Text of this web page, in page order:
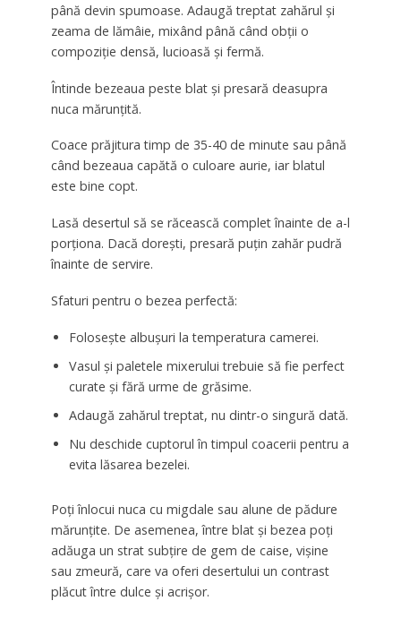
până devin spumoase. Adaugă treptat zahărul și
zeama de lămâie, mixând până când obții o
compoziție densă, lucioasă și fermă.
Întinde bezeaua peste blat și presară deasupra
nuca mărunțită.
Coace prăjitura timp de 35-40 de minute sau până
când bezeaua capătă o culoare aurie, iar blatul
este bine copt.
Lasă desertul să se răcească complet înainte de a-l
porționa. Dacă dorești, presară puțin zahăr pudră
înainte de servire.
Sfaturi pentru o bezea perfectă:
Folosește albușuri la temperatura camerei.
Vasul și paletele mixerului trebuie să fie perfect
curate și fără urme de grăsime.
Adaugă zahărul treptat, nu dintr-o singură dată.
Nu deschide cuptorul în timpul coacerii pentru a
evita lăsarea bezelei.
Poți înlocui nuca cu migdale sau alune de pădure
mărunțite. De asemenea, între blat și bezea poți
adăuga un strat subțire de gem de caise, vișine
sau zmeură, care va oferi desertului un contrast
plăcut între dulce și acrișor.